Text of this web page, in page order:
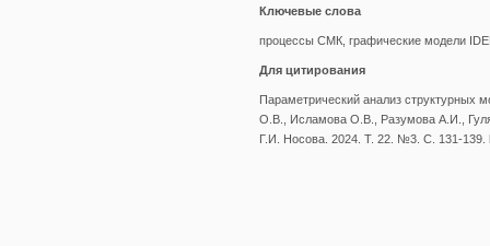
Ключевые слова
процессы СМК, графические модели
Для цитирования
Параметрический анализ структурных
О.В., Исламова О.В., Разумова А.И.,
Г.И. Носова. 2024. Т. 22. №3. С. 131-139.